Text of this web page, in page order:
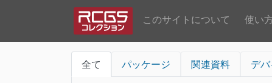
このサイトについて 使い
全て パッケージ 関連資料 デ